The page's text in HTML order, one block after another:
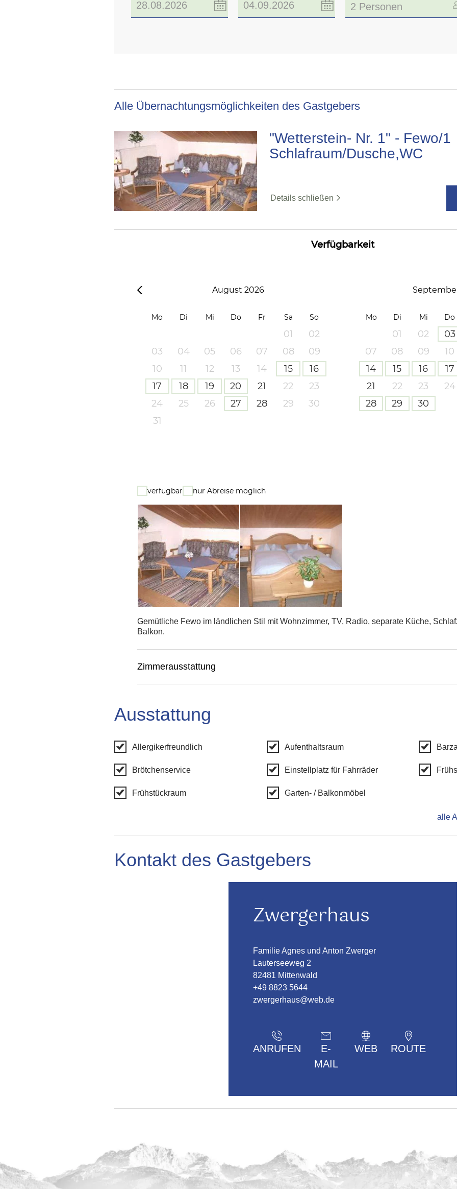
2 Personen
Alle Übernachtungsmöglichkeiten des Gastgebers
"Wetterstein- Nr. 1" - Fewo/1
Schlafraum/Dusche,WC
Details schließen
Verfügbarkeit
August 2026
Mo Di Mi Do Fr Sa So
01
02
03
04 05 06 07 08
09
10
11 12 13 14 15
16
17
18 19 20 21 22
23
24
25 26 27 28 29
30
31
Mo Di Mi Do
01 02 03
07
08 09 10
14
15 16 17
21
22 23 24
28
29 30
verfügbar nur Abreise möglich
Gemütliche Fewo im ländlichen Stil mit Wohnzimmer, TV, Radio, separate Küche,
Balkon.
Zimmerausstattung
Ausstattung
Allergikerfreundlich Aufenthaltsraum
Brötchenservice Einstellplatz für Fahrräder
Frühstückraum Garten- / Balkonmöbel
alle
Kontakt des Gastgebers
Zwergerhaus
Familie Agnes und Anton Zwerger
Lauterseeweg 2
82481 Mittenwald
+49 8823 5644
zwergerhaus@web.de
ANRUFEN
E-
MAIL
WEB ROUTE